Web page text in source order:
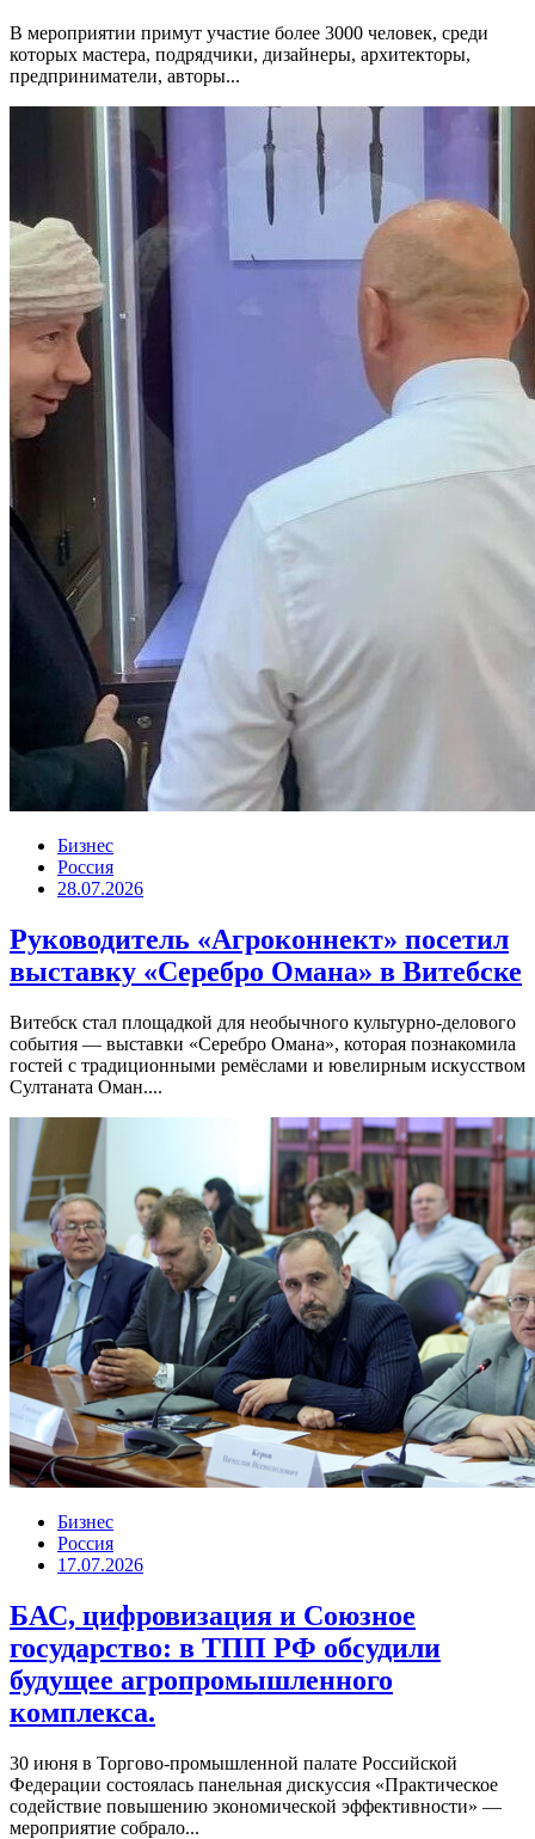
В мероприятии примут участие более 3000 человек, среди
которых мастера, подрядчики, дизайнеры, архитекторы,
предприниматели, авторы...
Бизнес
Россия
28.07.2026
Руководитель «Агроконнект» посетил
выставку «Серебро Омана» в Витебске
Витебск стал площадкой для необычного культурно-делового
события — выставки «Серебро Омана», которая познакомила
гостей с традиционными ремёслами и ювелирным искусством
Султаната Оман....
Бизнес
Россия
17.07.2026
БАС, цифровизация и Союзное
государство: в ТПП РФ обсудили
будущее агропромышленного
комплекса.
30 июня в Торгово-промышленной палате Российской
Федерации состоялась панельная дискуссия «Практическое
содействие повышению экономической эффективности» —
мероприятие собрало...